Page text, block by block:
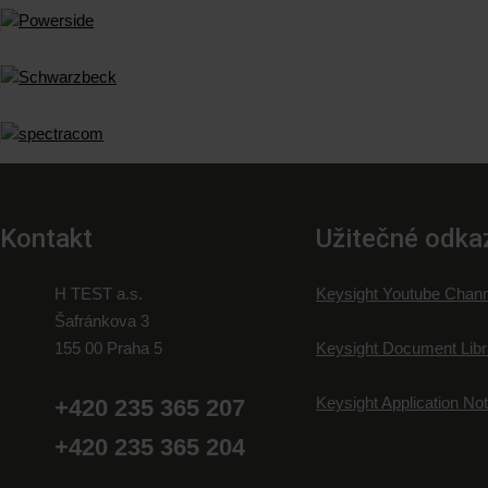
Kontakt
H TEST a.s.
Šafránkova 3
155 00 Praha 5
+420 235 365 207
+420 235 365 204
Užitečné
Keysight Youtube
Keysight Document
Keysight Application